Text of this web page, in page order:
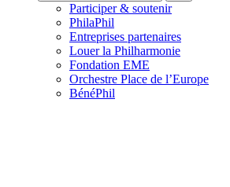
Participer & soutenir
PhilaPhil
Entreprises partenaires
Louer la Philharmonie
Fondation EME
Orchestre Place de l’Europe
BénéPhil